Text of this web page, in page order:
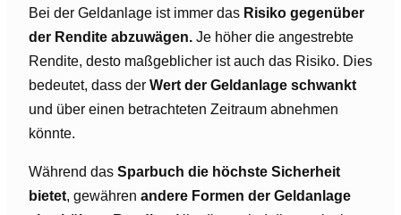
Bei der Geldanlage ist immer das Risiko gegenüber
der Rendite abzuwägen. Je höher die angestrebte
Rendite, desto maßgeblicher ist auch das Risiko. Dies
bedeutet, dass der Wert der Geldanlage schwankt
und über einen betrachteten Zeitraum abnehmen
könnte.
Während das Sparbuch die höchste Sicherheit
bietet, gewähren andere Formen der Geldanlage